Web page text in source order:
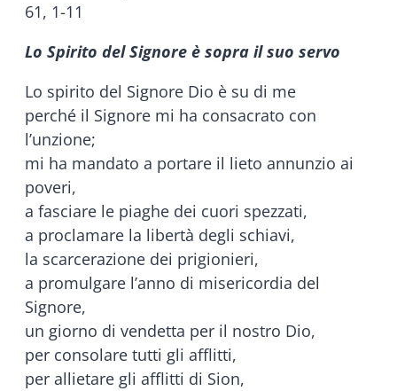
61, 1-11
Lo Spirito del Signore è sopra il suo servo
Lo spirito del Signore Dio è su di me
perché il Signore mi ha consacrato con
l’unzione;
mi ha mandato a portare il lieto annunzio ai
poveri,
a fasciare le piaghe dei cuori spezzati,
a proclamare la libertà degli schiavi,
la scarcerazione dei prigionieri,
a promulgare l’anno di misericordia del
Signore,
un giorno di vendetta per il nostro Dio,
per consolare tutti gli afflitti,
per allietare gli afflitti di Sion,